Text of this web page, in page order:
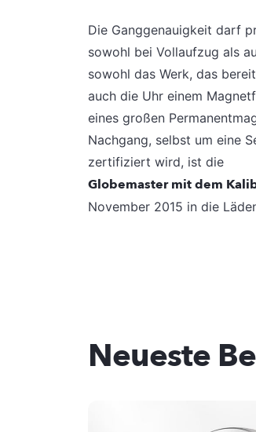
Die Ganggenauigkeit darf
sowohl bei Vollaufzug als
sowohl das Werk, das
auch die Uhr einem
eines großen
Nachgang, selbst um eine
zertifiziert wird, ist die
Globemaster mit dem
November 2015 in die
Neueste